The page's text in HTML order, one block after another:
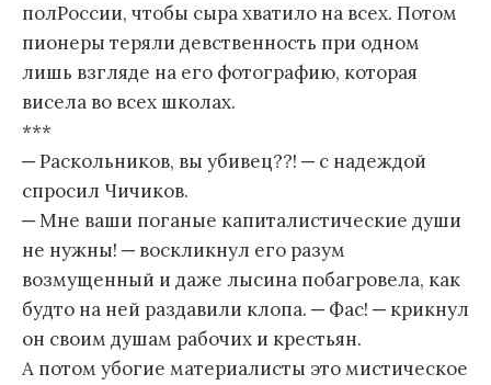
полРоссии, чтобы сыра хватило на всех. Потом
пионеры теряли девственность при одном
лишь взгляде на его фотографию, которая
висела во всех школах.
***
─ Раскольников, вы убивец??! ─ с надеждой
спросил Чичиков.
─ Мне ваши поганые капиталистические души
не нужны! ─ воскликнул его разум
возмущенный и даже лысина побагровела, как
будто на ней раздавили клопа. ─ Фас! ─ крикнул
он своим душам рабочих и крестьян.
А потом убогие материалисты это мистическое